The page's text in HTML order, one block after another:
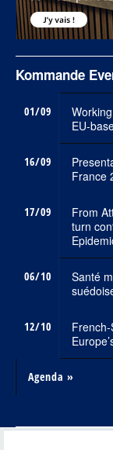
Kommande
01/09
EU-
16/09
France
17/09
From
turn
06/10
Santé
12/10
Agenda »